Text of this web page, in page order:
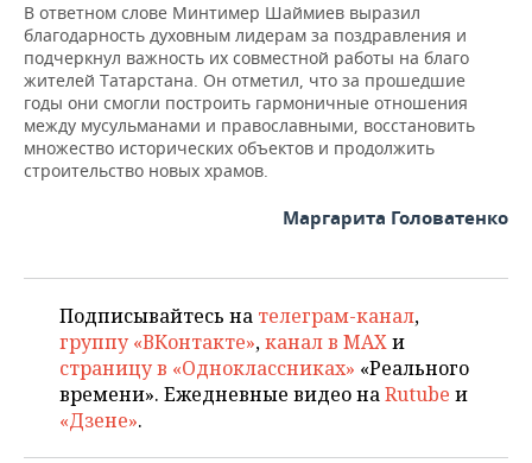
ОТКРЫТАЯ ЛЕКЦИЯ
БАСКЕТБОЛ
ВОЛЕЙБОЛ
КИБЕРСПОРТ
ХОККЕЙ С МЯЧОМ
ИНФРАСТРУКТУРА
ИСТОРИЯ
КУЛЬТУРА
ПРОИСШЕСТВИЯ
СПРАВОЧНИК
СПИСОК ПЕРСОН
СПИСОК КОМПАНИЙ
ПОЛНАЯ ВЕРСИЯ
В ответном слове Минтимер Шаймиев выразил
благодарность духовным лидерам за поздравления и
подчеркнул важность их совместной работы на благо
жителей Татарстана. Он отметил, что за прошедшие
годы они смогли построить гармоничные отношения
между мусульманами и православными, восстановить
множество исторических объектов и продолжить
строительство новых храмов.
Маргарита Головатенко
Подписывайтесь на телеграм-канал,
группу «ВКонтакте»,канал в MAXи
страницу в «Одноклассниках» «Реального
времени». Ежедневные видео наRutube и
«Дзене».